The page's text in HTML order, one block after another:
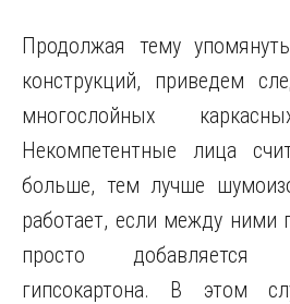
Продолжая тему
конструкций, приведем
многослойных
Некомпетентные лица
больше, тем лучше
работает, если между ними
просто
гипсокартона. В этом